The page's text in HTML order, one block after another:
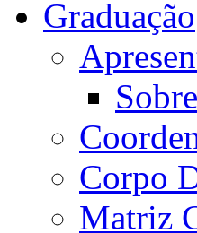
Graduação
Corpo
Matriz